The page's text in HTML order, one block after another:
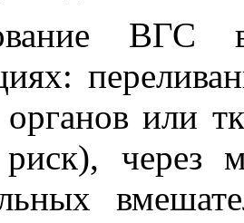
ВГС
органов или
через